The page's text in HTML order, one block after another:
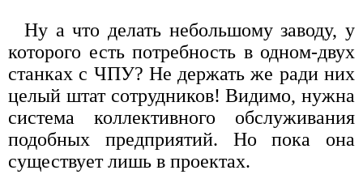
Ну а что делать небольшому заводу, у
которого есть потребность в одном-двух
станках с ЧПУ? Не держать же ради них
целый штат сотрудников! Видимо, нужна
система коллективного обслуживания
подобных предприятий. Но пока она
существует лишь в проектах.